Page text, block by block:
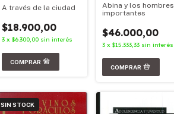
A través de la ciudad
$18.900,00
3 x $6.300,00 sin interés
Abina y los hombres
importantes
$46.000,00
3 x $15.333,33 sin interés
SIN STOCK